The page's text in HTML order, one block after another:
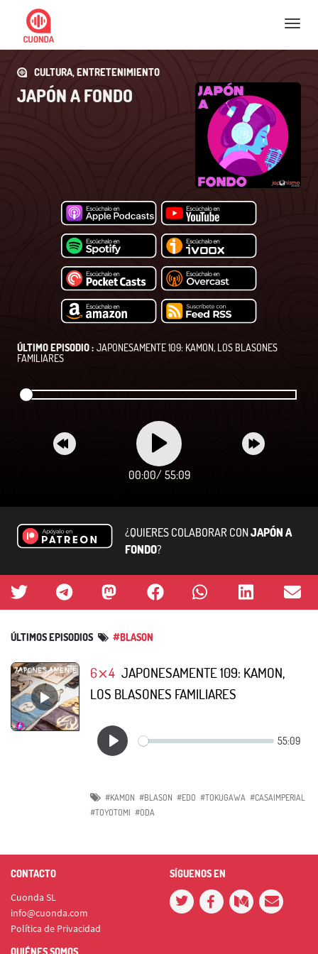
Nav
CULTURA, ENTRETENIMIENTO
JAPÓN A FONDO
ÚLTIMO EPISODIO : JAPONESAMENTE 109: KAMON, LOS BLASONES
FAMILIARES
00:00/ 55:09
¿QUIERES COLABORAR CONJAPÓN A
FONDO?
ÚLTIMOS EPISODIOS #BLASON
6⨯4 JAPONESAMENTE 109: KAMON,
LOS BLASONES FAMILIARES
#KAMON #BLASON #EDO #TOKUGAWA #CASAIMPERIAL
#TOYOTOMI #ODA
CONTACTO
Cuonda SL
info@cuonda.com
Política de Privacidad
SÍGUENOS EN
QUIÉNES SOMOS